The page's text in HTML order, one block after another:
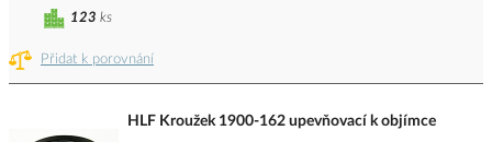
Přidat k porovnání
123 ks
HLF Kroužek 1900-162 upevňovací k objímce